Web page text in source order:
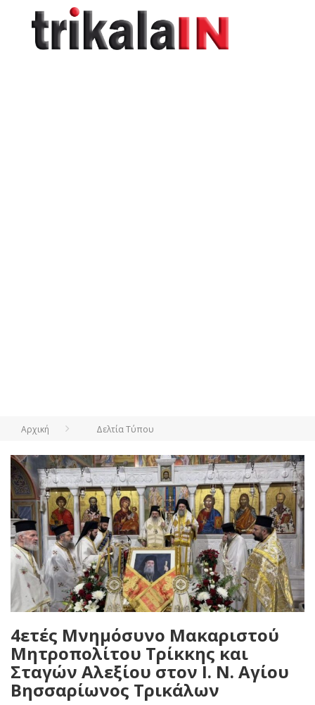
Αρχική Δελτία Τύπου
4ετές Μνημόσυνο Μακαριστού
Μητροπολίτου Τρίκκης και
Σταγών Αλεξίου στον Ι. Ν. Αγίου
Βησσαρίωνος Τρικάλων